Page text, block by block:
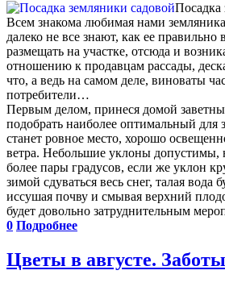
Посадка
Всем знакома любимая нами
далеко не все знают, как ее правильно
размещать на участке, отсюда и
отношению к продавцам рассады,
что, а ведь на самом деле, виноваты
потребители…
Первым делом, принеся домой
подобрать наиболее оптимальный для
станет ровное место, хорошо
ветра. Небольшие уклоны
более пары градусов, если же уклон
зимой сдуваться весь снег, талая вода
иссушая почву и смывая верхний
будет довольно затруднительным
0 Подробнее
Цветы в августе.